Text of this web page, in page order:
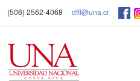
(506) 2562-4068 dffl@una.cr